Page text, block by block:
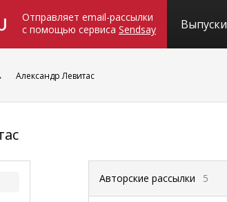
Отправляет email-рассылки
с помощью сервиса Sendsay Выпуски
Александр Левитас
Авторские рассылки 5